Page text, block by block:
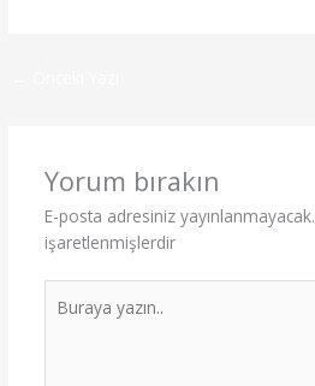
Yorum bırakın
E-posta adresiniz yayınlanmayacak.
işaretlenmişlerdir
yazın..